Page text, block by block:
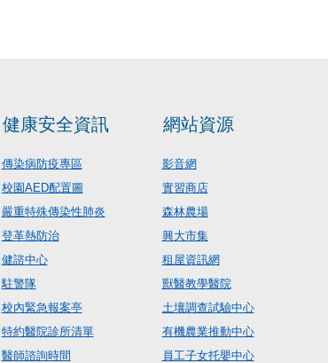
健康安全資訊
傳染病防疫專區
校園AED配置圖
嚴重特殊傳染性肺炎
登革熱防治
健諮中心
駐警隊
校內緊急報案亭
特約醫院診所清單
醫師諮詢時間
網站資源
影音網
實習商店
森林農場
興大市集
租屋資訊網
獸醫教學醫院
土壤調查試驗中心
有機農業推動中心
員工子女托嬰中心